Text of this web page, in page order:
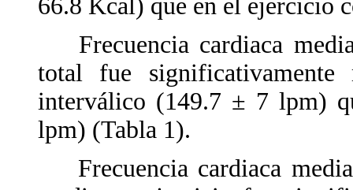
66.8 Kcal) que en el ejercicio
Frecuencia cardiaca
total fue
interválico (149.7 ± 7 lpm)
lpm) (Tabla 1).
Frecuencia cardiaca